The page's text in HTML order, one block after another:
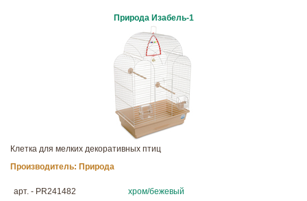
Природа Изабель-1
Клетка для мелких декоративных птиц
Производитель: Природа
арт. - PR241482 хром/бежевый